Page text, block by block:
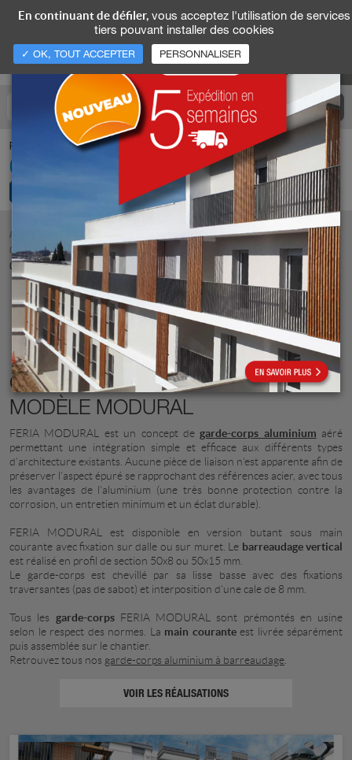
Pour nous appeler
04 74 93 25 35
ACCUEIL
GARDE-CORPS ALU PRÊT À POSER
GARDE-CORPS ALUMINIUM À BARREAUDAGE
GARDE CORPS FERIA À EFFET MÉTAL
GARDE-CORPS ALUMINIUM MODÈLE MODURAL
UNE QUESTION SUR CE PRODUIT ?
DEMANDE D'ÉTUDE
GARDE-CORPS ALUMINIUM
MODÈLE MODURAL
FERIA MODURAL est un concept de garde-corps aluminium aéré
permettant une intégration simple et efficace aux différents types
d’architecture existants. Aucune pièce de liaison n’est apparente afin de
préserver l’aspect épuré se rapprochant des références acier, avec tous
les avantages de l'aluminium (une très bonne protection contre la
corrosion, un entretien minimum et un éclat durable).
FERIA MODURAL est disponible en version butant sous main
courante avec fixation sur dalle ou sur muret. Le barreaudage vertical
est réalisé en profil de section 50x8 ou 50x15 mm.
Le garde-corps est chevillé par sa lisse basse avec des fixations
traversantes (pas de sabot) et interposition d’une cale de 8 mm.
Tous les garde-corpsFERIA MODURAL sont prémontés en usine
selon le respect des normes. La main couranteest livrée séparément
puis assemblée sur le chantier.
Retrouvez tous nos garde-corps aluminium à barreaudage
VOIR LES RÉALISATIONS
En continuant de défiler,vous acceptez l'utilisation de services
tiers pouvant installer des cookies
✓ OK, TOUT ACCEPTER PERSONNALISER